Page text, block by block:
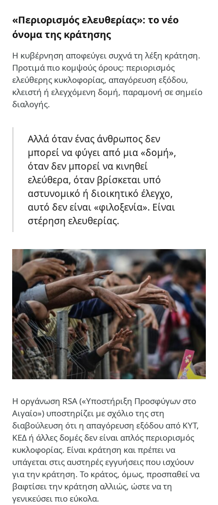
«Περιορισμός ελευθερίας»: το νέο
όνομα της κράτησης
Η κυβέρνηση αποφεύγει συχνά τη λέξη κράτηση.
Προτιμά πιο κομψούς όρους: περιορισμός
ελεύθερης κυκλοφορίας, απαγόρευση εξόδου,
κλειστή ή ελεγχόμενη δομή, παραμονή σε σημείο
διαλογής.
Αλλά όταν ένας άνθρωπος δεν
μπορεί να φύγει από μια «δομή»,
όταν δεν μπορεί να κινηθεί
ελεύθερα, όταν βρίσκεται υπό
αστυνομικό ή διοικητικό έλεγχο,
αυτό δεν είναι «φιλοξενία». Είναι
στέρηση ελευθερίας.
Η οργάνωση RSA («Υποστήριξη Προσφύγων στο
Αιγαίο») υποστηρίζει με σχόλιο της στη
διαβούλευση ότι η απαγόρευση εξόδου από ΚΥΤ,
ΚΕΔ ή άλλες δομές δεν είναι απλός περιορισμός
κυκλοφορίας. Είναι κράτηση και πρέπει να
υπάγεται στις αυστηρές εγγυήσεις που ισχύουν
για την κράτηση. Το κράτος, όμως, προσπαθεί να
βαφτίσει την κράτηση αλλιώς, ώστε να τη
γενικεύσει πιο εύκολα.